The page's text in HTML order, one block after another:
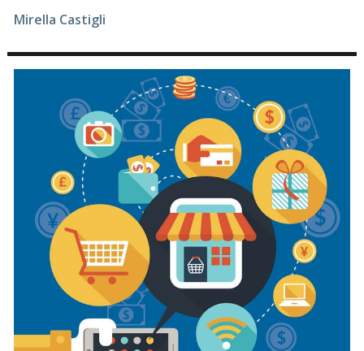
Mirella Castigli